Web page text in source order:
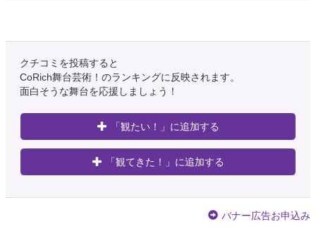
クチコミを投稿すると
CoRich舞台芸術！のランキングに反映されます。
面白そうな舞台を応援しましょう！
「観たい！」に追加する
「観てきた！」に追加する
バナー広告お申込み